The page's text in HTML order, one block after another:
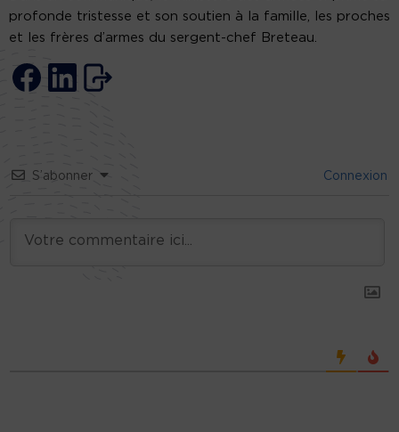
profonde tristesse et son soutien à la famille, les proches
et les frères d’armes du sergent-chef Breteau.
S’abonner Connexion